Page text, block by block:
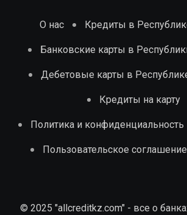
О нас Кредиты в
Банковские карты в
Дебетовые карты в
Кредиты на карту
Политика и конфиденциальность
Пользовательское соглашение
© 2025 "allcreditkz.com" - все о